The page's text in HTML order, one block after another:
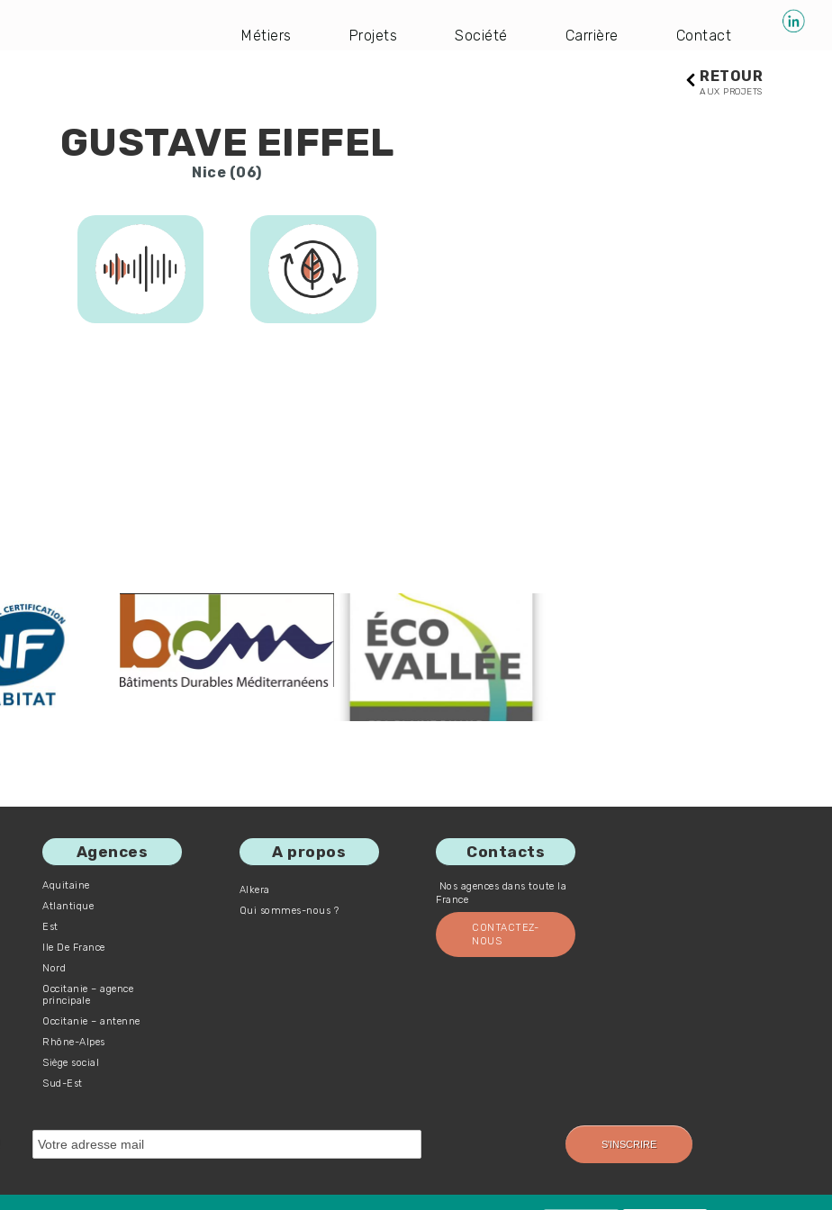
Navigation
Métiers Projets Société Carrière Contact
RETOUR
AUX PROJETS
GUSTAVE EIFFEL
Nice (06)
Agences
Aquitaine
Atlantique
Est
Ile De France
Nord
Occitanie – agence
principale
Occitanie – antenne
Rhône-Alpes
Siège social
Sud-Est
A propos
Alkera
Qui sommes-nous ?
Contacts
Nos agences dans toute la
France
CONTACTEZ-
NOUS